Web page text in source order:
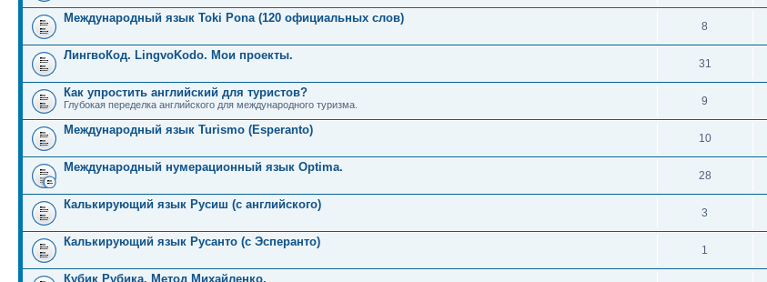
Международный язык Toki Pona (120 официальных слов)
8
ЛингвоКод. LingvoKodo. Мои проекты.
31
Как упростить английский для туристов?
Глубокая переделка английского для международного туризма. 9
Международный язык Turismo (Esperanto)
10
Международный нумерационный язык Optima.
28
Калькирующий язык Русиш (с английского)
3
Калькирующий язык Русанто (с Эсперанто)
1
Кубик Рубика. Метод Михайленко.